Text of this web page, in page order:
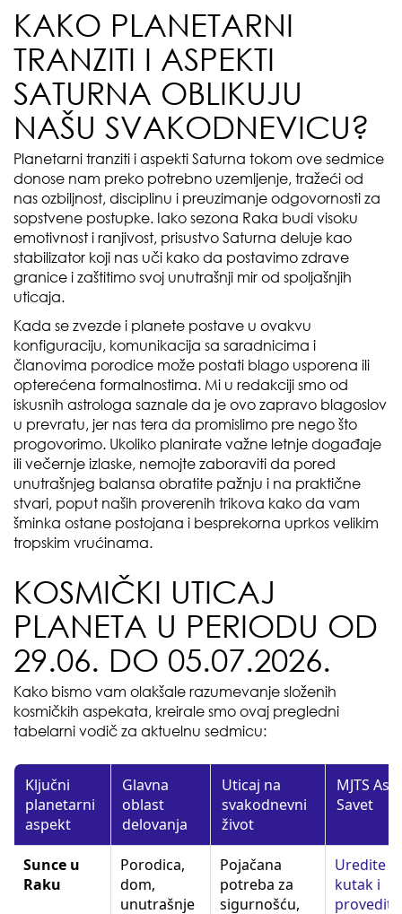
KAKO PLANETARNI
TRANZITI I ASPEKTI
SATURNA OBLIKUJU
NAŠU SVAKODNEVICU?
Planetarni tranziti i aspekti Saturna tokom ove sedmice
donose nam preko potrebno uzemljenje, tražeći od
nas ozbiljnost, disciplinu i preuzimanje odgovornosti za
sopstvene postupke. Iako sezona Raka budi visoku
emotivnost i ranjivost, prisustvo Saturna deluje kao
stabilizator koji nas uči kako da postavimo zdrave
granice i zaštitimo svoj unutrašnji mir od spoljašnjih
uticaja.
Kada se zvezde i planete postave u ovakvu
konfiguraciju, komunikacija sa saradnicima i
članovima porodice može postati blago usporena ili
opterećena formalnostima. Mi u redakciji smo od
iskusnih astrologa saznale da je ovo zapravo blagoslov
u prevratu, jer nas tera da promislimo pre nego što
progovorimo. Ukoliko planirate važne letnje događaje
ili večernje izlaske, nemojte zaboraviti da pored
unutrašnjeg balansa obratite pažnju i na praktične
stvari, poput naših proverenih trikova kako da vam
šminka ostane postojana i besprekorna uprkos velikim
tropskim vrućinama.
KOSMIČKI UTICAJ
PLANETA U PERIODU OD
29.06. DO 05.07.2026.
Kako bismo vam olakšale razumevanje složenih
kosmičkih aspekata, kreirale smo ovaj pregledni
tabelarni vodič za aktuelnu sedmicu:
Ključni
planetarni
aspekt
Glavna
oblast
delovanja
Uticaj na
svakodnevni
život
MJTS
Savet
Sunce u
Raku
Porodica,
dom,
unutrašnje
Pojačana
potreba za
sigurnošću,
Uredite
kutak i
provedite